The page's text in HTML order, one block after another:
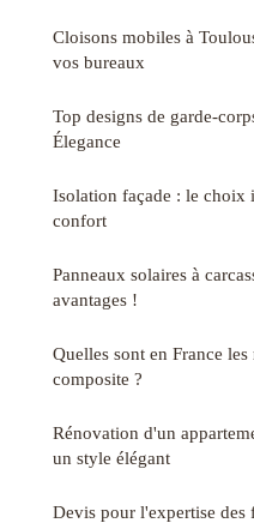
Cloisons mobiles à
vos bureaux
Top designs de garde-
Élegance
Isolation façade : le choix
confort
Panneaux solaires à
avantages !
Quelles sont en France
composite ?
Rénovation d'un
un style élégant
Devis pour l'expertise des